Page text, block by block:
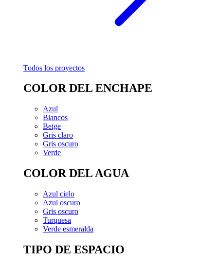
Todos los proyectos
COLOR DEL ENCHAPE
Azul
Blancos
Beige
Gris claro
Gris oscuro
Verde
COLOR DEL AGUA
Azul cielo
Azul oscuro
Gris oscuro
Turquesa
Verde esmeralda
TIPO DE ESPACIO